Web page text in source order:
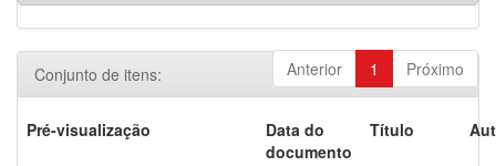
Anterior 1 Próximo
Conjunto de itens:
Pré-visualização
Data do
documento
Título